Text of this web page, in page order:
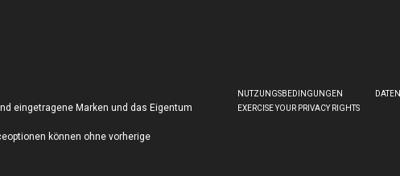
eingetragene Marken und das Eigentum
können ohne vorherige
NUTZUNGSBEDINGUNGEN
EXERCISE YOUR PRIVACY RIGHTS